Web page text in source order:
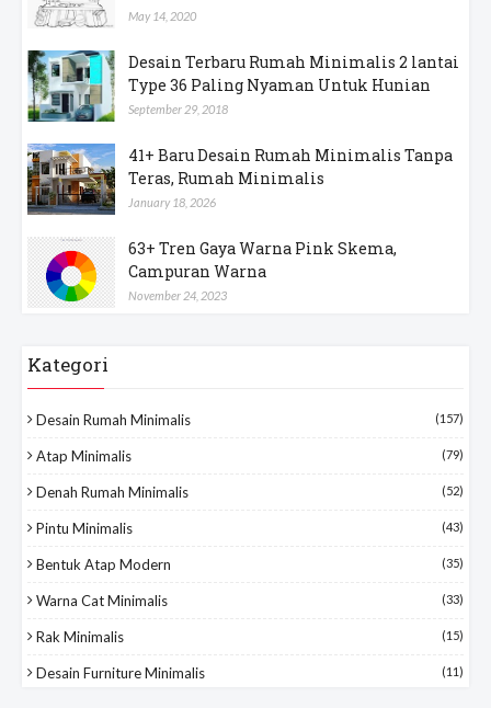
May 14, 2020
Desain Terbaru Rumah Minimalis 2 lantai
Type 36 Paling Nyaman Untuk Hunian
September 29, 2018
41+ Baru Desain Rumah Minimalis Tanpa
Teras, Rumah Minimalis
January 18, 2026
63+ Tren Gaya Warna Pink Skema,
Campuran Warna
November 24, 2023
Kategori
Desain Rumah Minimalis (157)
Atap Minimalis (79)
Denah Rumah Minimalis (52)
Pintu Minimalis (43)
Bentuk Atap Modern (35)
Warna Cat Minimalis (33)
Rak Minimalis (15)
Desain Furniture Minimalis (11)